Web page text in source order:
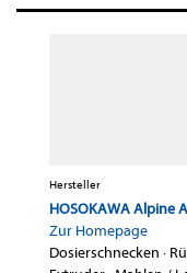
Hersteller
HOSOKAWA Alpine
Zur Homepage
Dosierschnecken ·